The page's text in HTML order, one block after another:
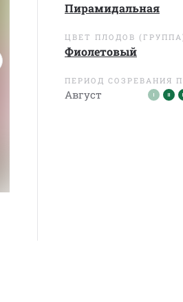
Пирамидальная
ЦВЕТ ПЛОДОВ
Фиолетовый
ПЕРИОД СОЗРЕВАНИЯ
Август